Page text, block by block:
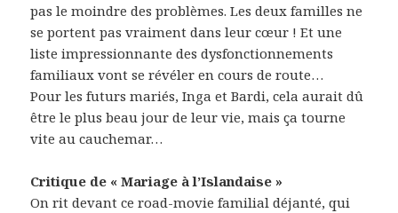
pas le moindre des problèmes. Les deux familles ne
se portent pas vraiment dans leur cœur ! Et une
liste impressionnante des dysfonctionnements
familiaux vont se révéler en cours de route…
Pour les futurs mariés, Inga et Bardi, cela aurait dû
être le plus beau jour de leur vie, mais ça tourne
vite au cauchemar…
Critique de « Mariage à l’Islandaise »
On rit devant ce road-movie familial déjanté, qui